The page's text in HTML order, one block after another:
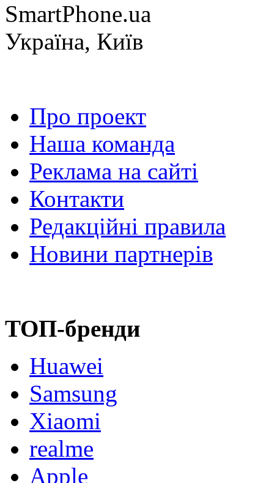
SmartPhone.ua
Україна, Київ
Про проект
Наша команда
Реклама на сайті
Контакти
Редакційні правила
Новини партнерів
ТОП-бренди
Huawei
Samsung
Xiaomi
realme
Apple